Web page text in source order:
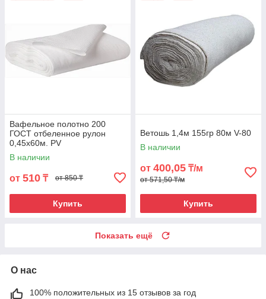
Вафельное полотно 200
ГОСТ отбеленное рулон
0,45х60м. PV
В наличии
от 510 ₸ от 850 ₸
Купить
Ветошь 1,4м 155гр 80м V-80
В наличии
от 400,05 ₸/м
от 571,50 ₸/м
Купить
Показать ещё
О нас
100% положительных из 15 отзывов за год